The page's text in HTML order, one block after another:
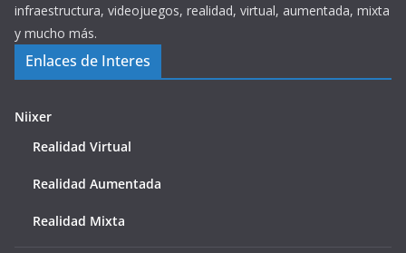
infraestructura, videojuegos, realidad, virtual, aumentada, mixta
y mucho más.
Enlaces de Interes
Niixer
Realidad Virtual
Realidad Aumentada
Realidad Mixta